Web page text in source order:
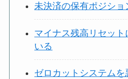
未決済の保有ポジショ
マイナス残高リセット
いる
ゼロカットシステムを